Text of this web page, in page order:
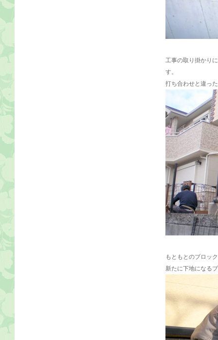
工事の取り掛かり
す。
打ち合わせと違っ
もともとのブロッ
新たに下地になる